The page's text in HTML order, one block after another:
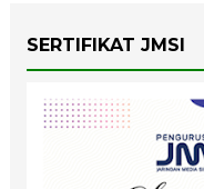
SERTIFIKAT JMSI